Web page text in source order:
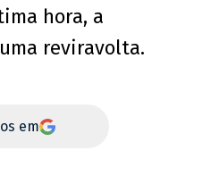
hora, a
reviravolta.
em